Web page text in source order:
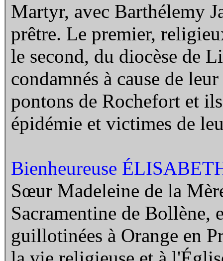
Martyr, avec Barthélemy
prêtre. Le premier,
le second, du diocèse de
condamnés à cause de
pontons de Rochefort et
épidémie et victimes de
Bienheureuse
Sœur Madeleine de la
Sacramentine de Bollène,
guillotinées à Orange en